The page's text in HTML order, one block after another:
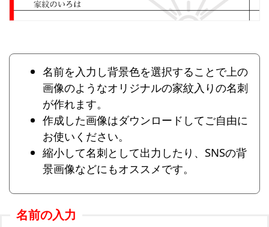
名前を入力し背景色を選択することで上の
画像のようなオリジナルの家紋入りの名刺
が作れます。
作成した画像はダウンロードしてご自由に
お使いください。
縮小して名刺として出力したり、SNSの背
景画像などにもオススメです。
名前の入力